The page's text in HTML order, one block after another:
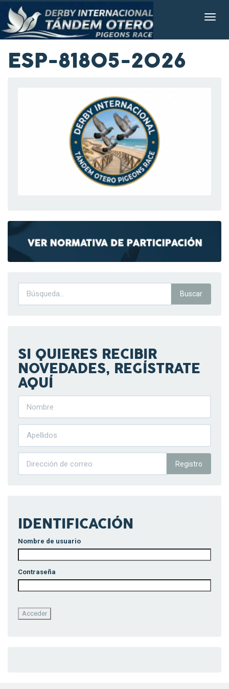
ESP-81805-2026
SI QUIERES RECIBIR
NOVEDADES, REGÍSTRATE
AQUÍ
Registro
IDENTIFICACIÓN
Nombre de usuario
Contraseña